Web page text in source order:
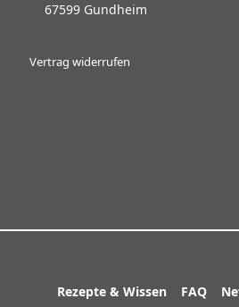
67599 Gundheim
Vertrag widerrufen
Rezepte & Wissen FAQ